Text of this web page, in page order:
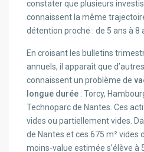
constater que plusieurs
connaissent la même
détention proche : de 5 ans à 8
En croisant les bulletins
annuels, il apparaît que
connaissent un problème de
longue durée : Torcy,
Technoparc de Nantes. Ces
vides ou partiellement vides.
de Nantes et ces 675 m² vides
moins-value estimée s’élève à